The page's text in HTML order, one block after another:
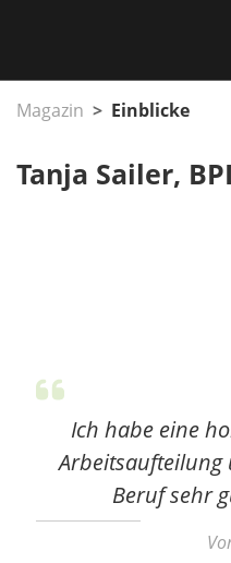
Magazin Einblicke
Tanja Sailer,
Ich habe eine
Arbeitsaufteilung
Beruf sehr